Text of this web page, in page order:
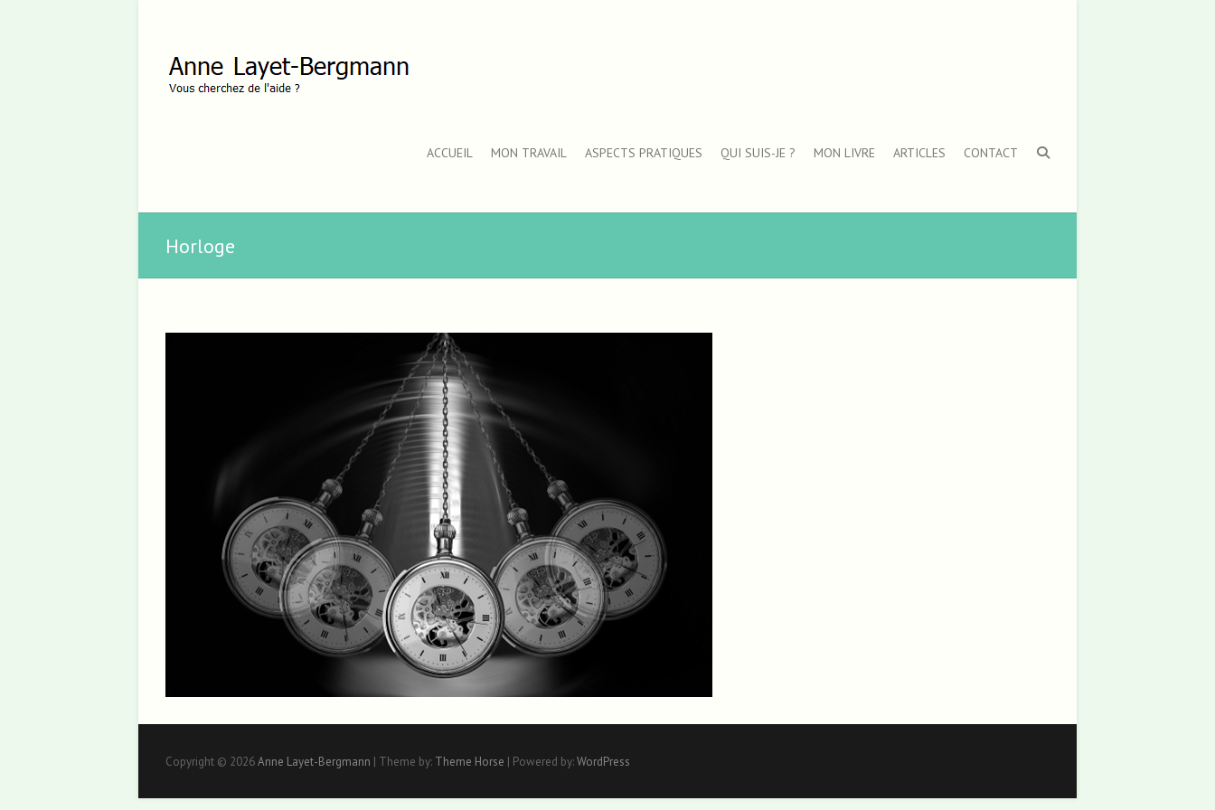
ACCUEIL MON TRAVAIL ASPECTS PRATIQUES QUI SUIS-JE ? MON LIVRE ARTICLES CONTACT
Horloge
Copyright © 2026Anne Layet-Bergmann | Theme by: Theme Horse | Powered by:WordPress